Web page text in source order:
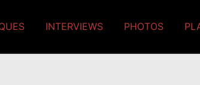
INTERVIEWS PHOTOS